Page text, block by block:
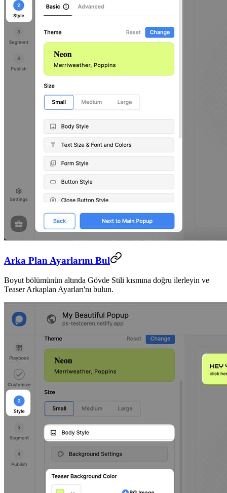
Arka Plan Ayarlarını Bul
Boyut bölümünün altında Gövde Stili kısmına doğru ilerleyin ve
Teaser Arkaplan Ayarları'nı bulun.